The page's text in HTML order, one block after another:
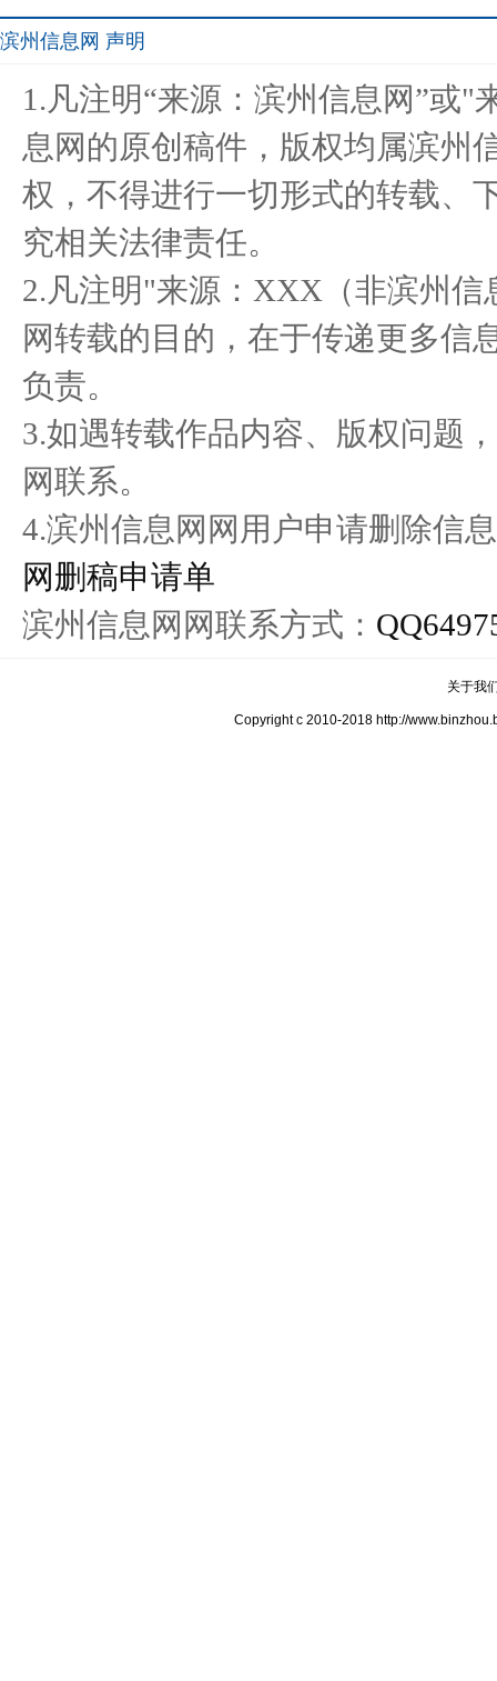
打造全
情”济南
宛如“巨龙” 白到发光 居然
之家
滨州信息网 声明
1.凡注明“来源：滨州信息网”或
息网的原创稿件，版权均属滨州
权，不得进行一切形式的转载、
究相关法律责任。
2.凡注明"来源：XXX（非滨州
网转载的目的，在于传递更多信
负责。
3.如遇转载作品内容、版权问题
网联系。
4.滨州信息网网用户申请删除信
网删稿申请单
滨州信息网网联系方式：
关于我
Copyright c 2010-2018 http://